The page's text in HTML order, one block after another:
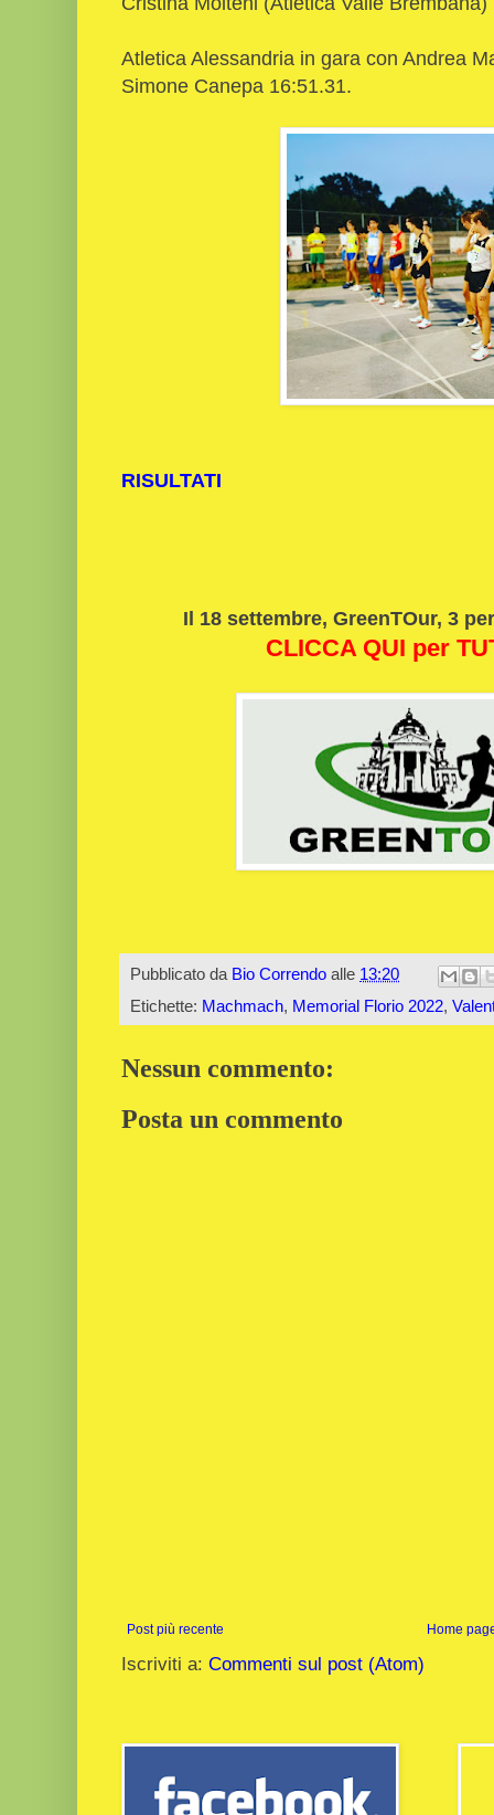
Atletica Alessandria in gara con Andrea
Simone Canepa 16:51.31.
RISULTATI
Il 18 settembre, GreenTOur, 3
CLICCA QUI per
Pubblicato da Bio Correndo alle 13:20
Etichette: Machmach, Memorial Florio 2022,
Nessun commento:
Posta un commento
Post più recente Home
Iscriviti a: Commenti sul post (Atom)